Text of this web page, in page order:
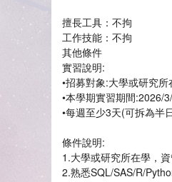
擅長工具：不拘
工作技能：不拘
其他條件
實習說明:
•招募對象:大學或研究所
•本學期實習期間:2026/
•每週至少3天(可拆為半
條件說明:
1.大學或研究所在學，
2.熟悉SQL/SAS/R/